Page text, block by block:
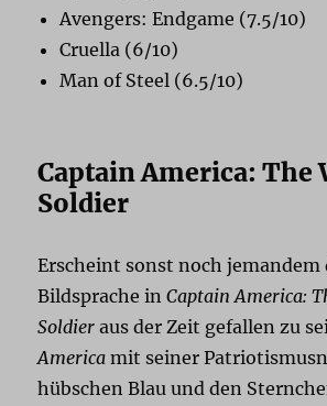
Avengers: Endgame (7.5/10)
Cruella (6/10)
Man of Steel (6.5/10)
Captain America: The
Soldier
Erscheint sonst noch jemandem
Bildsprache inCaptain America:
Soldier aus der Zeit gefallen zu
America mit seiner
hübschen Blau und den